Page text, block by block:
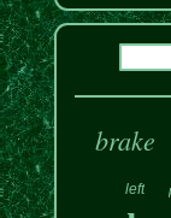
brake
left